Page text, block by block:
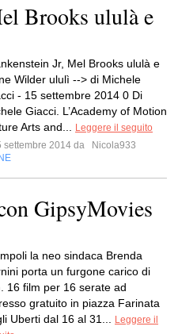
Brooks ululà e
Jr, Mel Brooks ululà e
Wilder ululì --> di Michele
- 15 settembre 2014 0 Di
Giacci. L’Academy of Motion
Arts and...
Leggere il seguito
settembre 2014 da
Nicola933
GipsyMovies
la neo sindaca Brenda
porta un furgone carico di
16 film per 16 serate ad
gratuito in piazza Farinata
Uberti dal 16 al 31...
Leggere il